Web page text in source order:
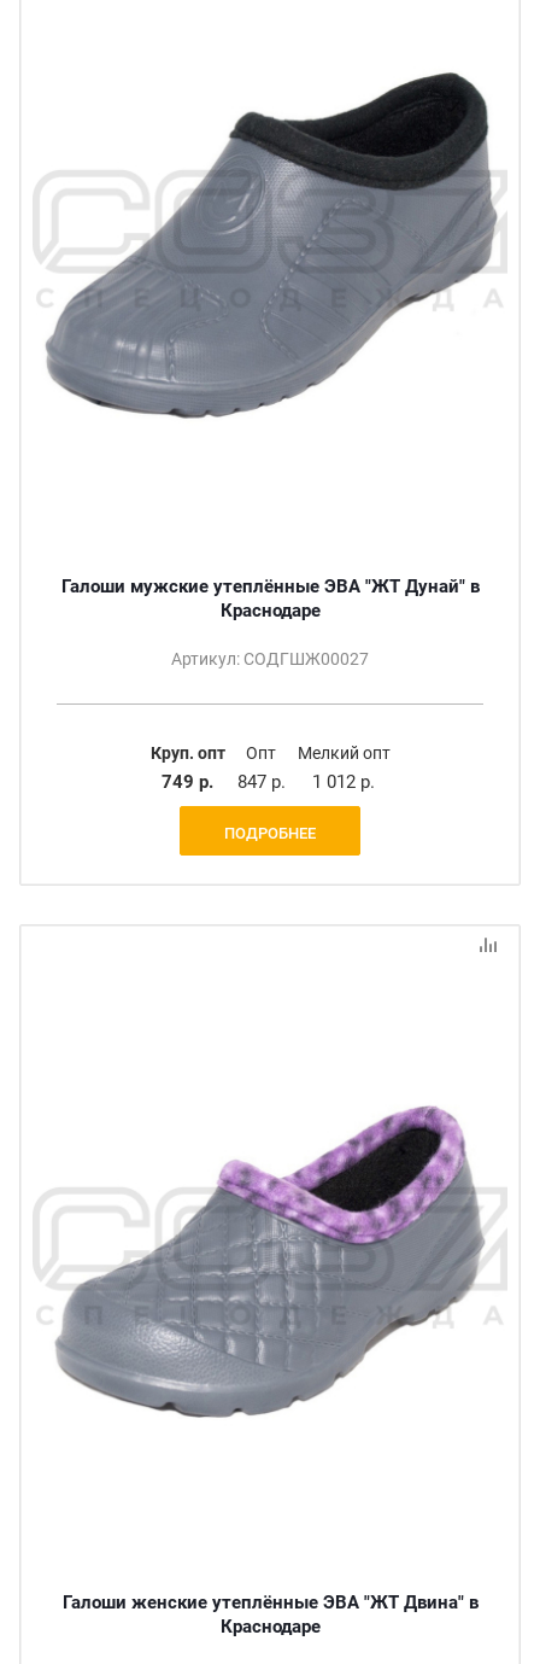
Галоши мужские утеплённые ЭВА "ЖТ Дунай" в
Краснодаре
Артикул: СОДГШЖ00027
Круп. опт
749 р.
Опт
847 р.
Мелкий опт
1 012 р.
ПОДРОБНЕЕ
Галоши женские утеплённые ЭВА "ЖТ Двина" в
Краснодаре